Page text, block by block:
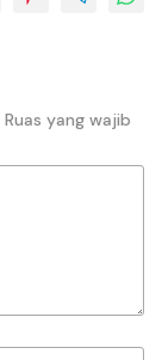
Ruas yang wajib